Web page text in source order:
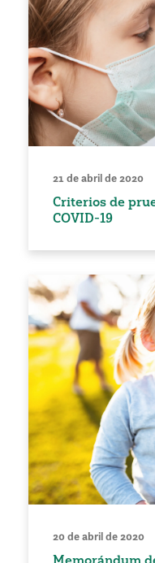
21 de abril de 2020
Criterios de
COVID-19
20 de abril de 2020